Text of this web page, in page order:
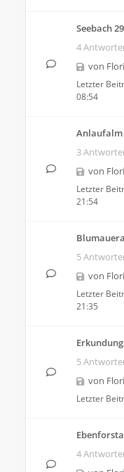
Seebach
4
von
Letzter
08:54
Anlaufalm
3
von
Letzter
21:54
5
von
Letzter
21:35
5
von
Letzter
4